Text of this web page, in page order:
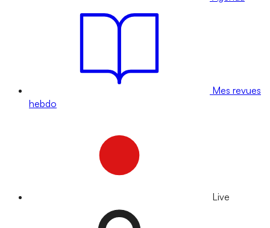
Mes revues
hebdo
Live